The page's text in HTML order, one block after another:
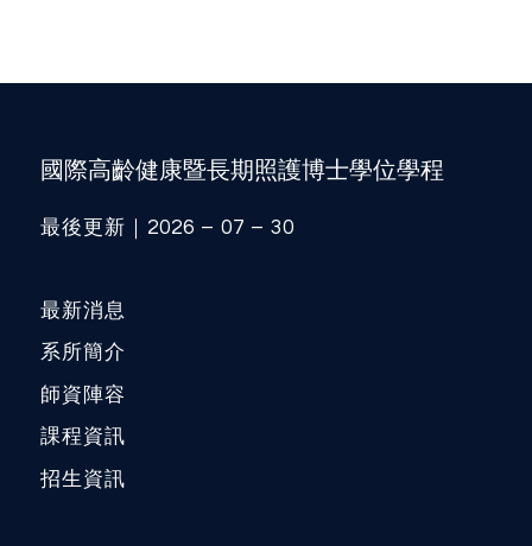
國際高齡健康暨長期照護博士學位學程
最後更新｜2026 – 07 – 30
最新消息
系所簡介
師資陣容
課程資訊
招生資訊